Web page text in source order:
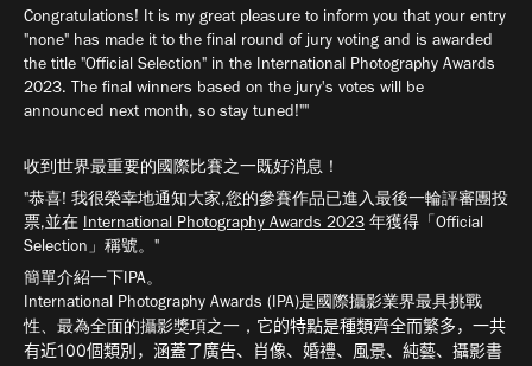
Congratulations! It is my great pleasure to inform you that your entry
"none" has made it to the final round of jury voting and is awarded
the title "Official Selection" in the International Photography Awards
2023. The final winners based on the jury's votes will be
announced next month, so stay tuned!""
收到世界最重要的國際比賽之一既好消息！
"恭喜! 我很榮幸地通知大家,您的參賽作品已進入最後一輪評審團投
票,並在 International Photography Awards 2023 年獲得「Official
Selection」稱號。"
簡單介紹一下IPA。
International Photography Awards (IPA)是國際攝影業界最具挑戰
性、最為全面的攝影獎項之一， 它的特點是種類齊全而繁多，一共
有近100個類別，涵蓋了廣告、肖像、婚禮、風景、純藝、攝影書